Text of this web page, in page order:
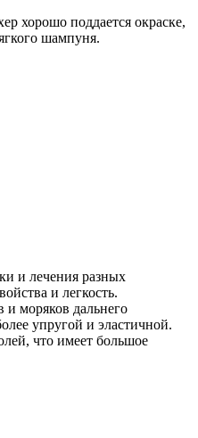
хорошо поддается окраске,
шампуня.
и лечения разных
и легкость.
моряков дальнего
упругой и эластичной.
что имеет большое